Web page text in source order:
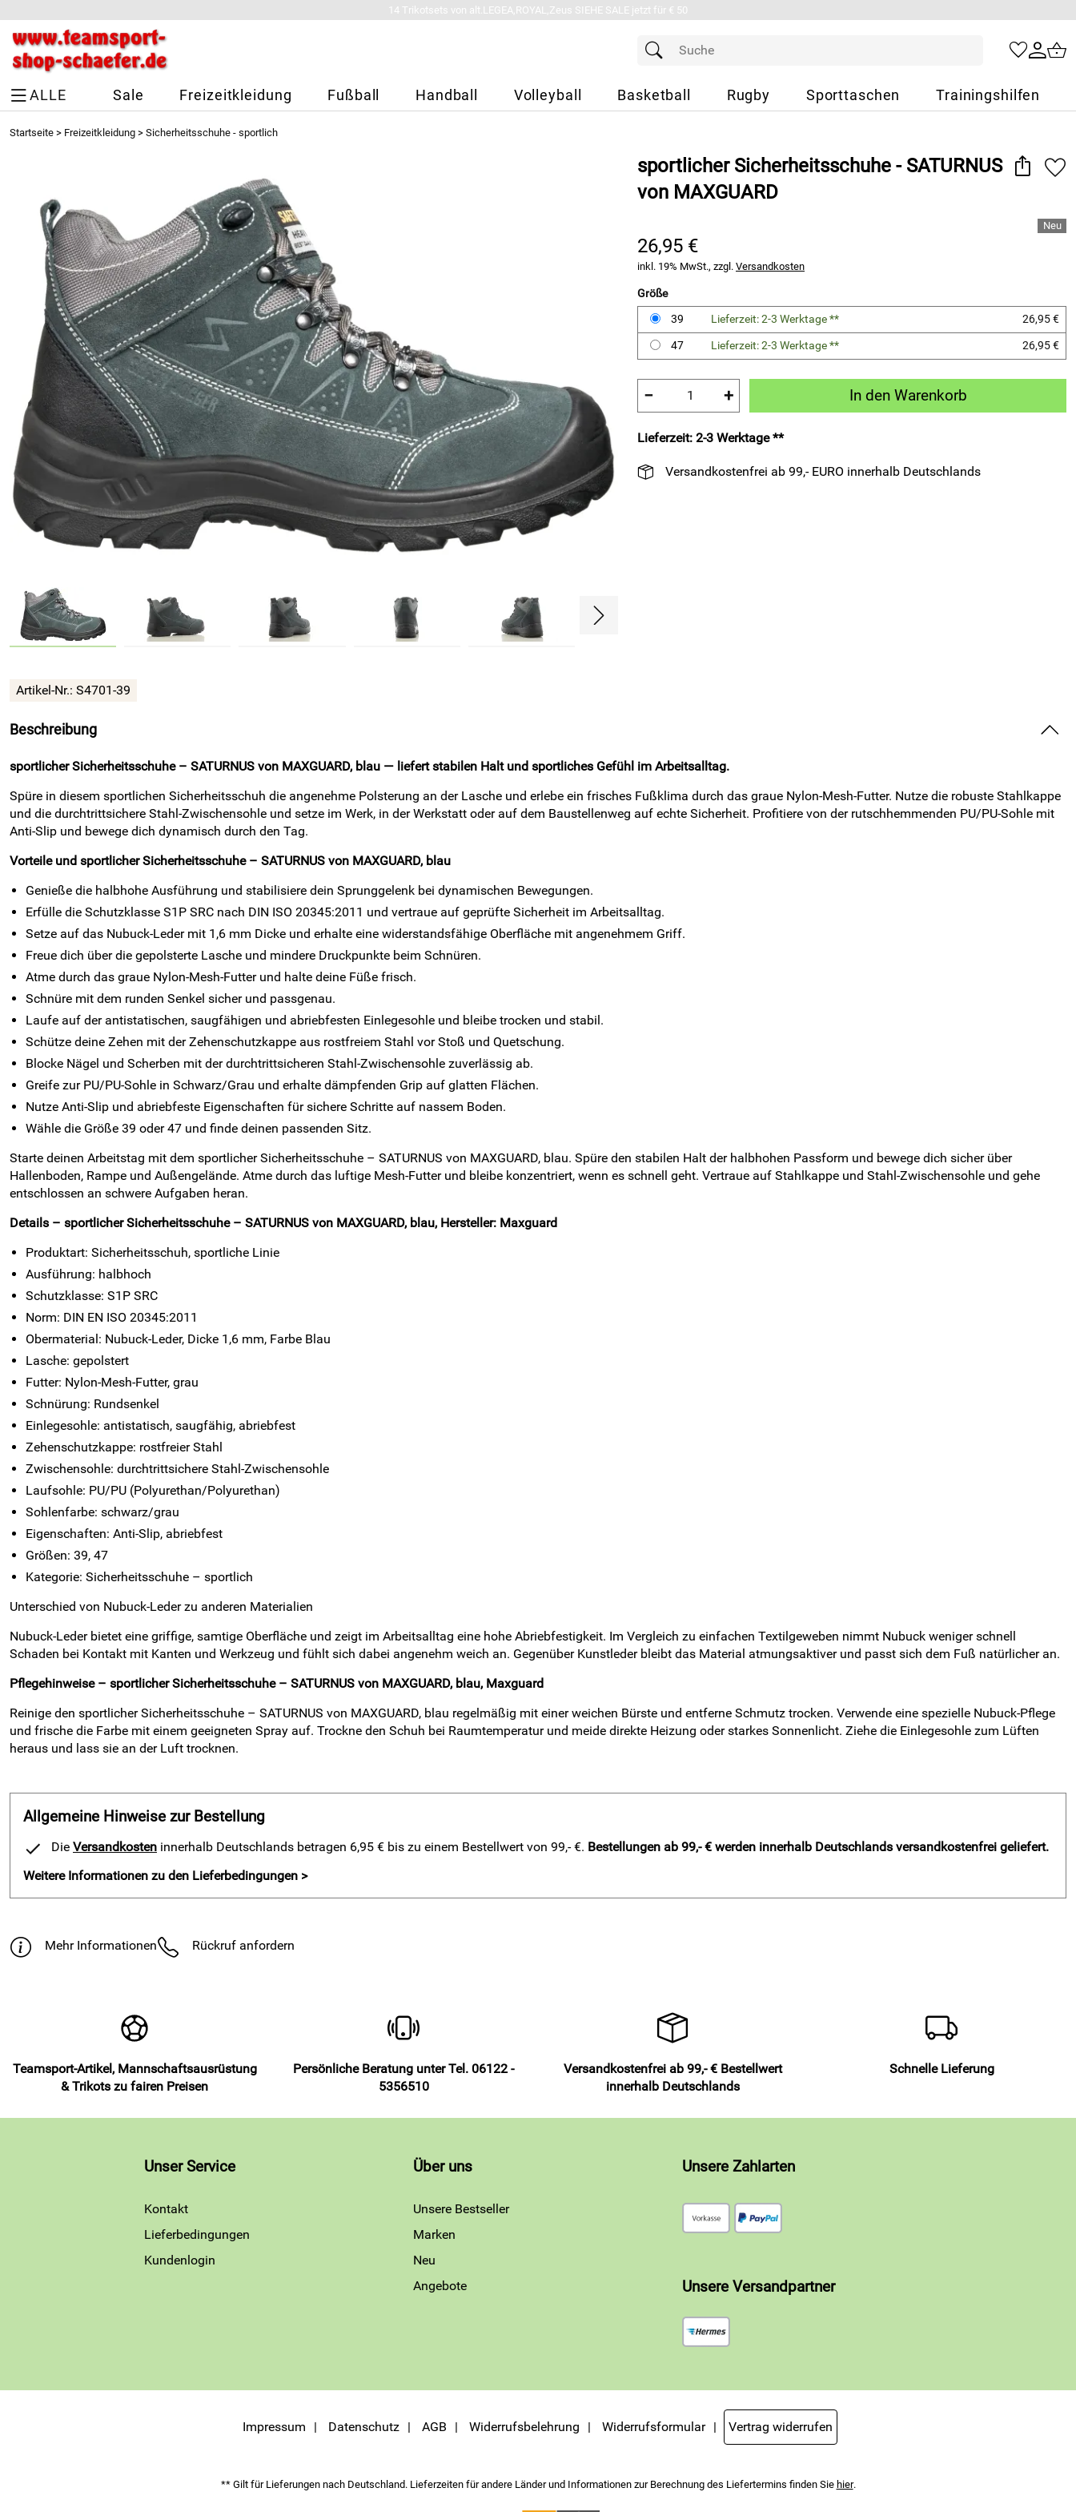
14 Trikotsets von alt.LEGEA,ROYAL,Zeus SIEHE SALE jetzt für € 50
ALLE Sale Freizeitkleidung Fußball Handball Volleyball Basketball Rugby Sporttaschen Trainingshilfen
Startseite > Freizeitkleidung > Sicherheitsschuhe - sportlich
sportlicher Sicherheitsschuhe - SATURNUS
von MAXGUARD
26,95 €
inkl. 19% MwSt., zzgl. Versandkosten
Größe
39
Lieferzeit: 2-3 Werktage **
26,95 €
47
Lieferzeit: 2-3 Werktage ** 26,95 €
− + In den Warenkorb
Lieferzeit: 2-3 Werktage **
Versandkostenfrei ab 99,- EURO innerhalb Deutschlands
Artikel-Nr.: S4701-39
Beschreibung
sportlicher Sicherheitsschuhe – SATURNUS von MAXGUARD, blau — liefert stabilen Halt und sportliches Gefühl im Arbeitsalltag.
Spüre in diesem sportlichen Sicherheitsschuh die angenehme Polsterung an der Lasche und erlebe ein frisches Fußklima durch das graue Nylon-Mesh-Futter. Nutze die robuste Stahlkappe
und die durchtrittsichere Stahl-Zwischensohle und setze im Werk, in der Werkstatt oder auf dem Baustellenweg auf echte Sicherheit. Profitiere von der rutschhemmenden PU/PU-Sohle mit
Anti-Slip und bewege dich dynamisch durch den Tag.
Vorteile und sportlicher Sicherheitsschuhe – SATURNUS von MAXGUARD, blau
Genieße die halbhohe Ausführung und stabilisiere dein Sprunggelenk bei dynamischen Bewegungen.
Erfülle die Schutzklasse S1P SRC nach DIN ISO 20345:2011 und vertraue auf geprüfte Sicherheit im Arbeitsalltag.
Setze auf das Nubuck-Leder mit 1,6 mm Dicke und erhalte eine widerstandsfähige Oberfläche mit angenehmem Griff.
Freue dich über die gepolsterte Lasche und mindere Druckpunkte beim Schnüren.
Atme durch das graue Nylon-Mesh-Futter und halte deine Füße frisch.
Schnüre mit dem runden Senkel sicher und passgenau.
Laufe auf der antistatischen, saugfähigen und abriebfesten Einlegesohle und bleibe trocken und stabil.
Schütze deine Zehen mit der Zehenschutzkappe aus rostfreiem Stahl vor Stoß und Quetschung.
Blocke Nägel und Scherben mit der durchtrittsicheren Stahl-Zwischensohle zuverlässig ab.
Greife zur PU/PU-Sohle in Schwarz/Grau und erhalte dämpfenden Grip auf glatten Flächen.
Nutze Anti-Slip und abriebfeste Eigenschaften für sichere Schritte auf nassem Boden.
Wähle die Größe 39 oder 47 und finde deinen passenden Sitz.
Starte deinen Arbeitstag mit dem sportlicher Sicherheitsschuhe – SATURNUS von MAXGUARD, blau. Spüre den stabilen Halt der halbhohen Passform und bewege dich sicher über
Hallenboden, Rampe und Außengelände. Atme durch das luftige Mesh-Futter und bleibe konzentriert, wenn es schnell geht. Vertraue auf Stahlkappe und Stahl-Zwischensohle und gehe
entschlossen an schwere Aufgaben heran.
Details – sportlicher Sicherheitsschuhe – SATURNUS von MAXGUARD, blau, Hersteller: Maxguard
Produktart: Sicherheitsschuh, sportliche Linie
Ausführung: halbhoch
Schutzklasse: S1P SRC
Norm: DIN EN ISO 20345:2011
Obermaterial: Nubuck-Leder, Dicke 1,6 mm, Farbe Blau
Lasche: gepolstert
Futter: Nylon-Mesh-Futter, grau
Schnürung: Rundsenkel
Einlegesohle: antistatisch, saugfähig, abriebfest
Zehenschutzkappe: rostfreier Stahl
Zwischensohle: durchtrittsichere Stahl-Zwischensohle
Laufsohle: PU/PU (Polyurethan/Polyurethan)
Sohlenfarbe: schwarz/grau
Eigenschaften: Anti-Slip, abriebfest
Größen: 39, 47
Kategorie: Sicherheitsschuhe – sportlich
Unterschied von Nubuck-Leder zu anderen Materialien
Nubuck-Leder bietet eine griffige, samtige Oberfläche und zeigt im Arbeitsalltag eine hohe Abriebfestigkeit. Im Vergleich zu einfachen Textilgeweben nimmt Nubuck weniger schnell
Schaden bei Kontakt mit Kanten und Werkzeug und fühlt sich dabei angenehm weich an. Gegenüber Kunstleder bleibt das Material atmungsaktiver und passt sich dem Fuß natürlicher an.
Pflegehinweise – sportlicher Sicherheitsschuhe – SATURNUS von MAXGUARD, blau, Maxguard
Reinige den sportlicher Sicherheitsschuhe – SATURNUS von MAXGUARD, blau regelmäßig mit einer weichen Bürste und entferne Schmutz trocken. Verwende eine spezielle Nubuck-Pflege
und frische die Farbe mit einem geeigneten Spray auf. Trockne den Schuh bei Raumtemperatur und meide direkte Heizung oder starkes Sonnenlicht. Ziehe die Einlegesohle zum Lüften
heraus und lass sie an der Luft trocknen.
Allgemeine Hinweise zur Bestellung
Die Versandkosten innerhalb Deutschlands betragen 6,95 € bis zu einem Bestellwert von 99,- €. Bestellungen ab 99,- € werden innerhalb Deutschlands versandkostenfrei geliefert.
Weitere Informationen zu den Lieferbedingungen >
Mehr Informationen Rückruf anfordern
Teamsport-Artikel, Mannschaftsausrüstung
& Trikots zu fairen Preisen
Persönliche Beratung unter Tel. 06122 -
5356510
Versandkostenfrei ab 99,- € Bestellwert
innerhalb Deutschlands
Schnelle Lieferung
Unser Service
Kontakt
Lieferbedingungen
Kundenlogin
Über uns
Unsere Bestseller
Marken
Neu
Angebote
Unsere Zahlarten
Unsere Versandpartner
Impressum Datenschutz AGB Widerrufsbelehrung Widerrufsformular Vertrag widerrufen
** Gilt für Lieferungen nach Deutschland. Lieferzeiten für andere Länder und Informationen zur Berechnung des Liefertermins finden Sie hier.